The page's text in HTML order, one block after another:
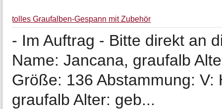
tolles Graufalben-Gespann mit Zubehör
- Im Auftrag - Bitte direkt an
Name: Jancana, graufalb
Größe: 136 Abstammung:
graufalb Alter: geb...